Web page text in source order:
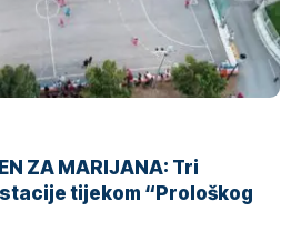
ZA MARIJANA: Tri
tijekom “Prološkog